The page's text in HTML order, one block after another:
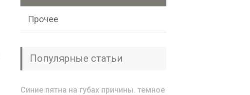
Прочее
Популярные статьи
Синие пятна на губах причины. темное